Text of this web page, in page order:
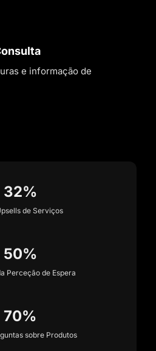
e informação de
32%
de Serviços
50%
Perceção de Espera
70%
sobre Produtos